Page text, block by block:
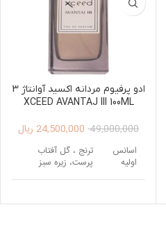
ادو پرفیوم مردانه اکسید آوانتاژ 3
XCEED AVANTAJ III 100ML
49,000,000
24,500,000 ریال
اسانس
اولیه
ترنج ، گل آفتاب
پرست، زیره سبز
میانی
یاس، بادام